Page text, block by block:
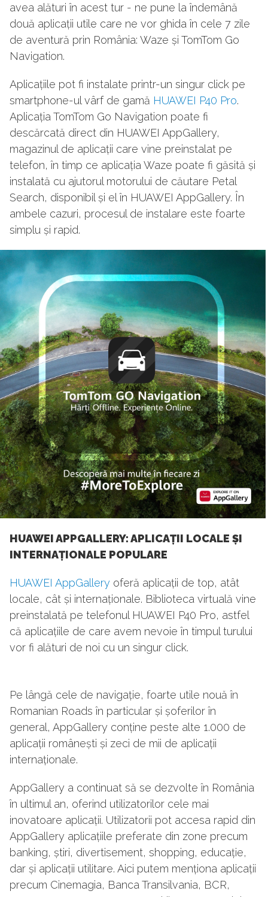
avea alături în acest tur - ne pune la îndemână
două aplicații utile care ne vor ghida în cele 7 zile
de aventură prin România: Waze și TomTom Go
Navigation.
Aplicațiile pot fi instalate printr-un singur click pe
smartphone-ul vârf de gamă HUAWEI P40 Pro.
Aplicația TomTom Go Navigation poate fi
descărcată direct din HUAWEI AppGallery,
magazinul de aplicații care vine preinstalat pe
telefon, în timp ce aplicația Waze poate fi găsită și
instalată cu ajutorul motorului de căutare Petal
Search, disponibil și el în HUAWEI AppGallery. În
ambele cazuri, procesul de instalare este foarte
simplu și rapid.
HUAWEI APPGALLERY: APLICAȚII LOCALE ȘI
INTERNAȚIONALE POPULARE
HUAWEI AppGallery oferă aplicații de top, atât
locale, cât și internaționale. Biblioteca virtuală vine
preinstalată pe telefonul HUAWEI P40 Pro, astfel
că aplicațiile de care avem nevoie în timpul turului
vor fi alături de noi cu un singur click.
Pe lângă cele de navigație, foarte utile nouă în
Romanian Roads în particular și șoferilor în
general, AppGallery conține peste alte 1.000 de
aplicații românești și zeci de mii de aplicații
internaționale.
AppGallery a continuat să se dezvolte în România
în ultimul an, oferind utilizatorilor cele mai
inovatoare aplicații. Utilizatorii pot accesa rapid din
AppGallery aplicațiile preferate din zone precum
banking, știri, divertisement, shopping, educație,
dar și aplicații utilitare. Aici putem menționa aplicații
precum Cinemagia, Banca Transilvania, BCR,